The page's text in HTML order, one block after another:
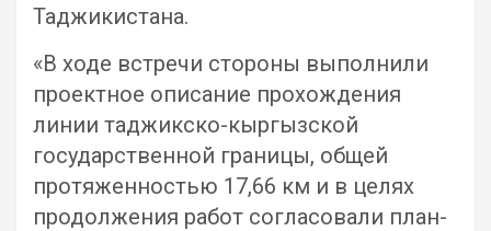
Таджикистана.
«В ходе встречи стороны выполнили
проектное описание прохождения
линии таджикско-кыргызской
государственной границы, общей
протяженностью 17,66 км и в целях
продолжения работ согласовали план-